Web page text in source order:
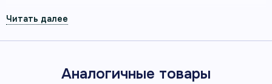
Аналогичные товары